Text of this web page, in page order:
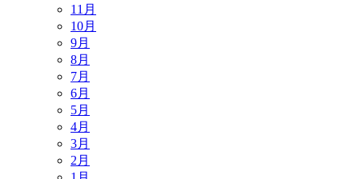
11月
10月
9月
8月
7月
6月
5月
4月
3月
2月